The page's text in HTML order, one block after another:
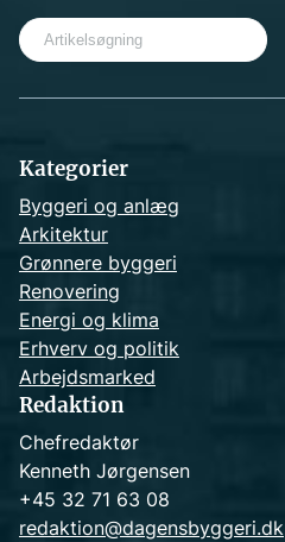
Kategorier
Byggeri og anlæg
Arkitektur
Grønnere byggeri
Renovering
Energi og klima
Erhverv og politik
Arbejdsmarked
Redaktion
Chefredaktør
Kenneth Jørgensen
+45 32 71 63 08
redaktion@dagensbyggeri.dk